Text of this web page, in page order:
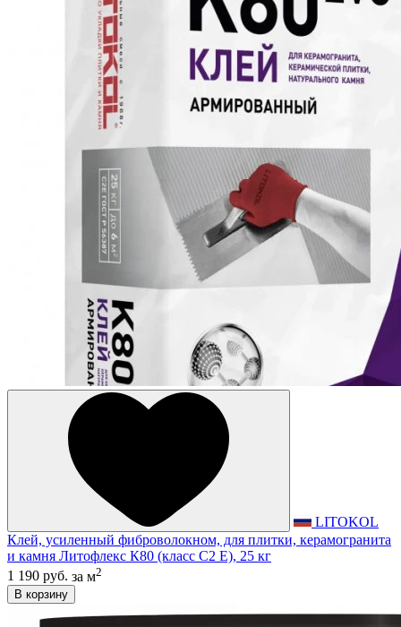
LITOKOL
Клей, усиленный фиброволокном, для плитки, керамогранита
и камня Литофлекс К80 (класс С2 E), 25 кг
1 190 руб. за м2
В корзину